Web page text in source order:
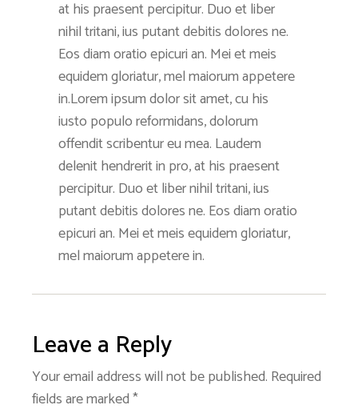
at his praesent percipitur. Duo et liber
nihil tritani, ius putant debitis dolores ne.
Eos diam oratio epicuri an. Mei et meis
equidem gloriatur, mel maiorum appetere
in.Lorem ipsum dolor sit amet, cu his
iusto populo reformidans, dolorum
offendit scribentur eu mea. Laudem
delenit hendrerit in pro, at his praesent
percipitur. Duo et liber nihil tritani, ius
putant debitis dolores ne. Eos diam oratio
epicuri an. Mei et meis equidem gloriatur,
mel maiorum appetere in.
Leave a Reply
Your email address will not be published. Required
fields are marked*